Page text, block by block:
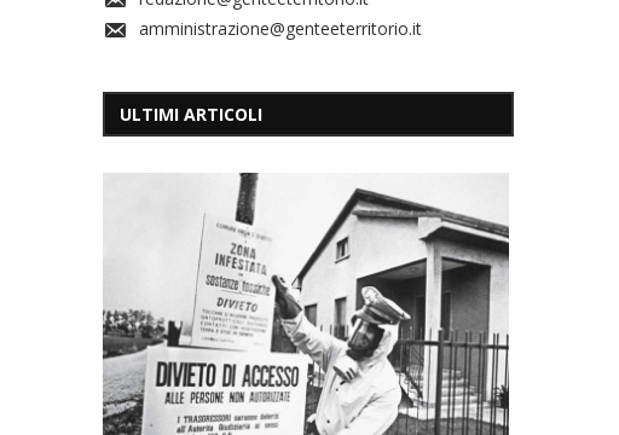
amministrazione@genteeterritorio.it
ULTIMI ARTICOLI